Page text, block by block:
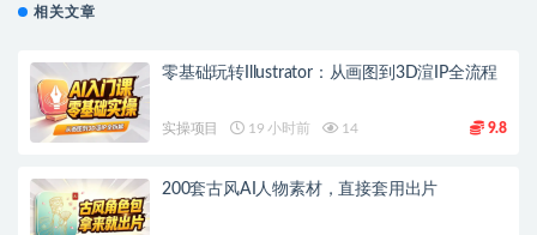
相关文章
零基础玩转Illustrator：从画图到3D渲IP全流程
实操项目 19 小时前 14 9.8
200套古风AI人物素材，直接套用出片